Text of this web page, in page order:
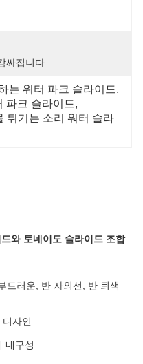
싸집니다
는 워터 파크 슬라이드
파크 슬라이드,
튀기는 소리 워터 슬라
와 토네이도 슬라이드 조합
드러운, 반 자외선, 반 퇴색
자인
내구성